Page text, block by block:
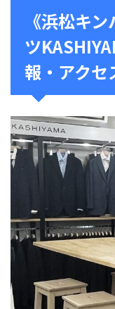
《浜松キ
ツ
報・アクセ